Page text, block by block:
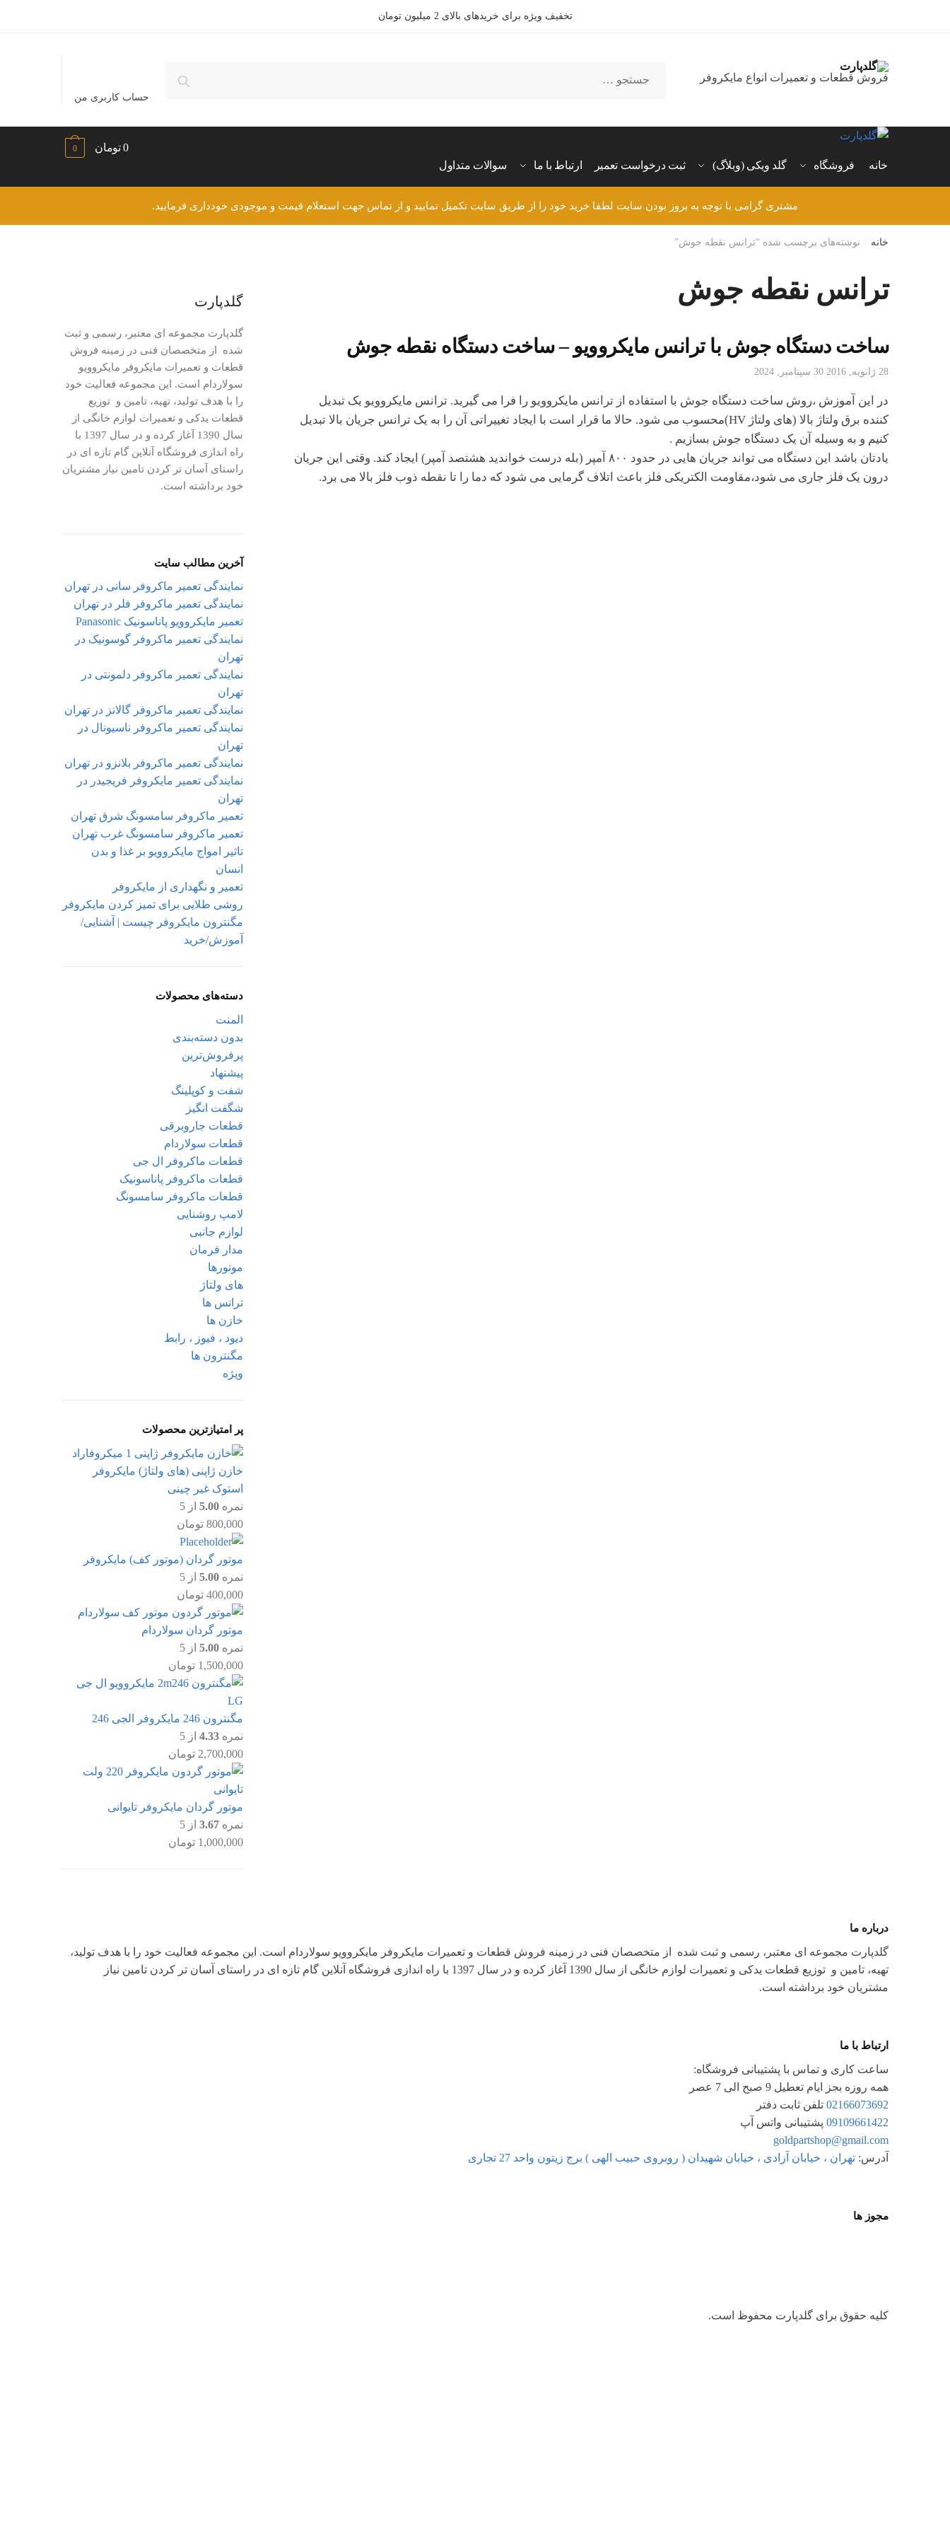
تخفیف ویژه برای خریدهای بالای 2 میلیون تومان
فروش قطعات و تعمیرات انواع مایکروفر
برای:
حساب کاربری من
خانه فروشگاه گلد ویکی (وبلاگ) ثبت درخواست تعمیر ارتباط با ما سوالات متداول
0 تومان 0
مشتری گرامی با توجه به بروز بودن سایت لطفا خرید خود را از طریق سایت تکمیل نمایید و از تماس جهت استعلام قیمت و موجودی خودداری فرمایید.
خانه نوشته‌های برچسب شده “ترانس نقطه جوش”
ترانس نقطه جوش
ساخت دستگاه جوش با ترانس مایکروویو – ساخت دستگاه نقطه جوش
28 ژانویه, 2016 30 سپتامبر, 2024
در این آموزش ،روش ساخت دستگاه جوش با استفاده از ترانس مایکروویو را فرا می گیرید. ترانس مایکروویو یک تبدیل
کننده برق ولتاژ بالا (های ولتاژ HV)محسوب می شود. حالا ما قرار است با ایجاد تغییراتی آن را به یک ترانس جریان بالا تبدیل
کنیم و به وسیله آن یک دستگاه جوش بسازیم .
یادتان باشد این دستگاه می تواند جریان هایی در حدود ۸۰۰ آمپر (بله درست خواندید هشتصد آمپر) ایجاد کند. وقتی این جریان
درون یک فلز جاری می شود،مقاومت الکتریکی فلز باعث اتلاف گرمایی می شود که دما را تا نقطه ذوب فلز بالا می برد.
گلدپارت
گلدپارت مجموعه ای معتبر، رسمی و ثبت
شده از متخصصان فنی در زمینه فروش
قطعات و تعمیرات مایکروفر مایکروویو
سولاردام است. این مجموعه فعالیت خود
را با هدف تولید، تهیه، تامین و توزیع
قطعات یدکی و تعمیرات لوازم خانگی از
سال 1390 آغاز کرده و در سال 1397 با
راه اندازی فروشگاه آنلاین گام تازه ای در
راستای آسان تر کردن تامین نیاز مشتریان
خود برداشته است.
آخرین مطالب سایت
نمایندگی تعمیر ماکروفر سانی در تهران
نمایندگی تعمیر ماکروفر فلر در تهران
تعمیر مایکروویو پاناسونیک Panasonic
نمایندگی تعمیر ماکروفر گوسونیک در
تهران
نمایندگی تعمیر ماکروفر دلمونتی در
تهران
نمایندگی تعمیر ماکروفر گالانز در تهران
نمایندگی تعمیر ماکروفر ناسیونال در
تهران
نمایندگی تعمیر ماکروفر بلانزو در تهران
نمایندگی تعمیر مایکروفر فریجیدر در
تهران
تعمیر ماکروفر سامسونگ شرق تهران
تعمیر ماکروفر سامسونگ غرب تهران
تاثیر امواج مایکروویو بر غذا و بدن
انسان
تعمیر و نگهداری از مایکروفر
روشی طلایی برای تمیز کردن مایکروفر
مگنترون مایکروفر چیست | آشنایی/
آموزش/خرید
دسته‌های محصولات
المنت
بدون دسته‌بندی
پرفروش‌ترین
پیشنهاد
شفت و کوپلینگ
شگفت انگیز
قطعات جاروبرقی
قطعات سولاردام
قطعات ماکروفر ال جی
قطعات ماکروفر پاناسونیک
قطعات ماکروفر سامسونگ
لامپ روشنایی
لوازم جانبی
مدار فرمان
موتورها
های ولتاژ
ترانس ها
خازن ها
دیود ، فیوز ، رابط
مگنترون ها
ویژه
پر امتیازترین محصولات
خازن ژاپنی (های ولتاژ) مایکروفر
استوک غیر چینی
نمره 5.00از 5
800,000 تومان
موتور گردان (موتور کف) مایکروفر
نمره 5.00از 5
400,000 تومان
موتور گردان سولاردام
نمره 5.00از 5
1,500,000 تومان
مگنترون 246 مایکروفر الجی 246
نمره 4.33از 5
2,700,000 تومان
موتور گردان مایکروفر تایوانی
نمره 3.67از 5
1,000,000 تومان
درباره ما
گلدپارت مجموعه ای معتبر، رسمی و ثبت شده از متخصصان فنی در زمینه فروش قطعات و تعمیرات مایکروفر مایکروویو سولاردام است. این مجموعه فعالیت خود را با هدف تولید،
تهیه، تامین و توزیع قطعات یدکی و تعمیرات لوازم خانگی از سال 1390 آغاز کرده و در سال 1397 با راه اندازی فروشگاه آنلاین گام تازه ای در راستای آسان تر کردن تامین نیاز
مشتریان خود برداشته است.
ارتباط با ما
ساعت کاری و تماس با پشتیبانی فروشگاه:
همه روزه بجز ایام تعطیل 9 صبح الی 7 عصر
02166073692 تلفن ثابت دفتر
09109661422 پشتیبانی واتس آپ
goldpartshop@gmail.com
آدرس: تهران ، خیابان آزادی ، خیابان شهیدان ( روبروی حبیب الهی ) برج زیتون واحد 27 تجاری
مجوز ها
کلیه حقوق برای گلدپارت محفوظ است.